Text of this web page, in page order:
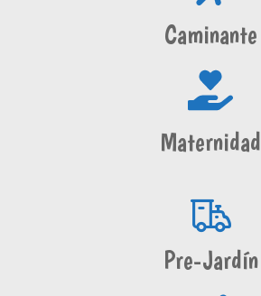
Caminante
Maternidad
Pre-Jardín